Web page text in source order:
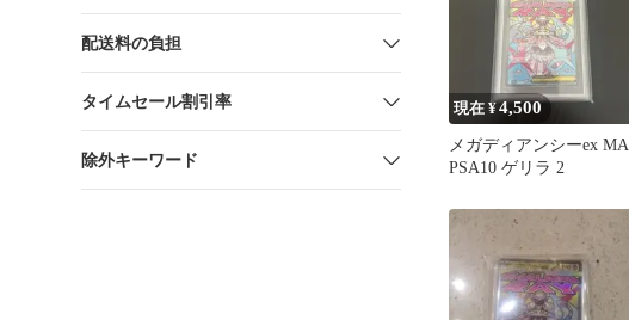
配送料の負担
タイムセール割引率
除外キーワード
現在 ¥4,500
メガディアンシーex MA
PSA10 ゲリラ 2